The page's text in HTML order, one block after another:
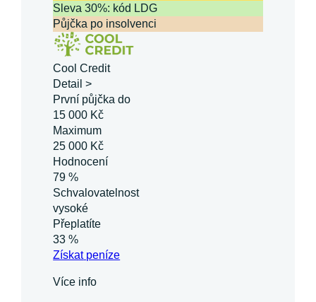
Sleva 30%: kód LDG
Půjčka po insolvenci
Cool Credit
Detail >
První půjčka do
15 000 Kč
Maximum
25 000 Kč
Hodnocení
79 %
Schvalovatelnost
vysoké
Přeplatíte
33 %
Získatpeníze
Více info